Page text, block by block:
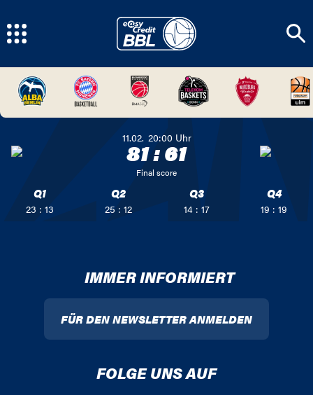
11.02. 20:00 Uhr
81:61
Final score
Q1
23 : 13
Q2
25 : 12
Q3
14 : 17
Q4
19 : 19
IMMER INFORMIERT
FÜR DEN NEWSLETTER ANMELDEN
FOLGE UNS AUF